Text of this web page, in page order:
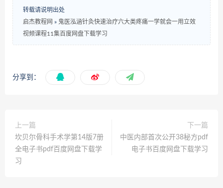
转载请说明出处
启杰教程网 » 鬼医泓涵针灸快速治疗六大类疼痛一学就会一用立效
视频课程11集百度网盘下载学习
分享到：
上一篇
坎贝尔骨科手术学第14版7册
全电子书pdf百度网盘下载学
习
下一篇
中医内部首次公开38秘方pdf
电子书百度网盘下载学习